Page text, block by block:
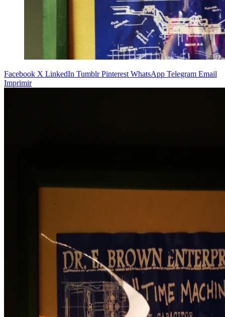
Facebook X LinkedIn Tumblr Pinterest WhatsApp Telegram Email
Imprimir